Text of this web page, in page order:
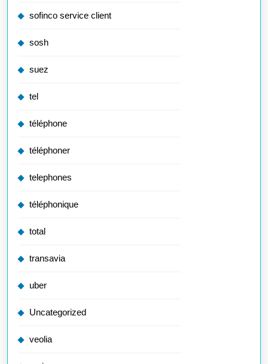
sofinco service client
sosh
suez
tel
téléphone
téléphoner
telephones
téléphonique
total
transavia
uber
Uncategorized
veolia